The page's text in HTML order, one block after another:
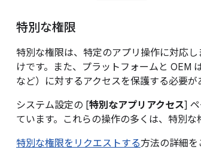
特別な権限
特別な権限は、特定のアプリ操作に対応
けです。また、プラットフォームと OEM
など）に対するアクセスを保護する必要が
システム設定の [特別なアプリアクセス]
ています。これらの操作の多くは、特別な
特別な権限をリクエストする方法の詳細を